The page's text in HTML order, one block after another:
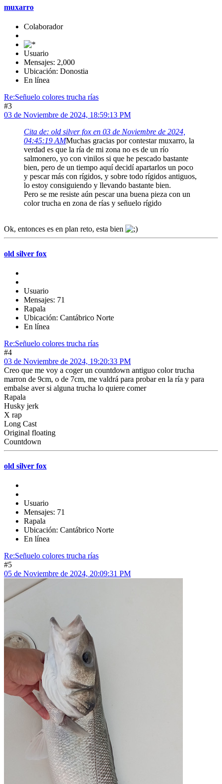
muxarro
Colaborador
Usuario
Mensajes: 2,000
Ubicación: Donostia
En línea
Re:Señuelo colores trucha rías
#3
03 de Noviembre de 2024, 18:59:13 PM
Cita de: old silver fox en 03 de Noviembre de 2024,
04:45:19 AMMuchas gracias por contestar muxarro, la
verdad es que la ría de mi zona no es de un río
salmonero, yo con vinilos si que he pescado bastante
bien, pero de un tiempo aquí decidí apartarlos un poco
y pescar más con rígidos, y sobre todo rígidos antiguos,
lo estoy consiguiendo y llevando bastante bien.
Pero se me resiste aún pescar una buena pieza con un
color trucha en zona de rías y señuelo rígido
Ok, entonces es en plan reto, esta bien
old silver fox
Usuario
Mensajes: 71
Rapala
Ubicación: Cantábrico Norte
En línea
Re:Señuelo colores trucha rías
#4
03 de Noviembre de 2024, 19:20:33 PM
Creo que me voy a coger un countdown antiguo color trucha
marron de 9cm, o de 7cm, me valdrá para probar en la ría y para
embalse aver si alguna trucha lo quiere comer
Rapala
Husky jerk
X rap
Long Cast
Original floating
Countdown
old silver fox
Usuario
Mensajes: 71
Rapala
Ubicación: Cantábrico Norte
En línea
Re:Señuelo colores trucha rías
#5
05 de Noviembre de 2024, 20:09:31 PM